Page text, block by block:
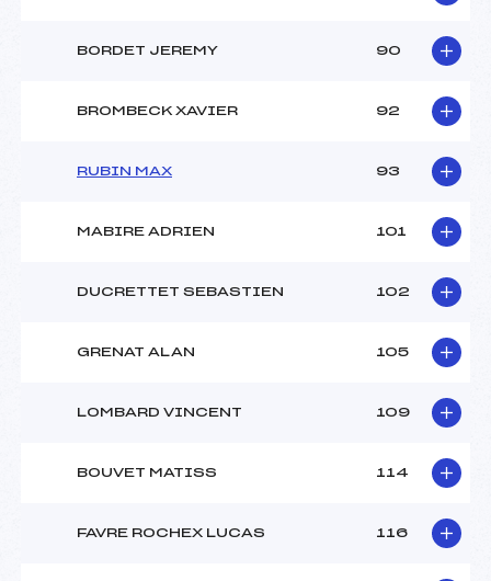
BORDET JEREMY 90
BROMBECK XAVIER 92
RUBIN MAX 93
MABIRE ADRIEN 101
DUCRETTET SEBASTIEN 102
GRENAT ALAN 105
LOMBARD VINCENT 109
BOUVET MATISS 114
FAVRE ROCHEX LUCAS 116